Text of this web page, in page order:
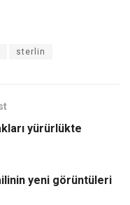
sterlin
yürürlükte
yeni görüntüleri